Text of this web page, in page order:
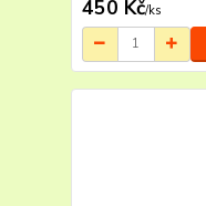
450 Kč/ks